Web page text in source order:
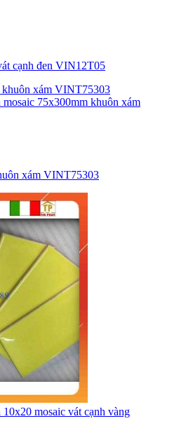
cạnh đen VIN12T05
xám VINT75303